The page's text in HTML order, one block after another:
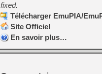
fixed.
Télécharger EmuPIA/
Site Officiel
En savoir plus…